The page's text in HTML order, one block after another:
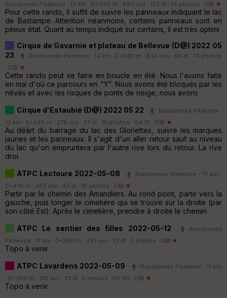
Randonnée Pédestre · 13 km · D+1130 m · 887 vus · 123 dl · 14 photos · D@
Pour cette rando, il suffit de suivre les panneaux indiquant le lac
de Bastampe. Attention néanmoins, certains panneaux sont en
piteux état. Quant au temps indiqué sur certains, il est très optimi
Cirque de Gavarnie et plateau de Bellevue (D@) 2022 05
23
Randonnée Pédestre · 14 km · D+620 m · 834 vus · 64 dl · 14 photos
· D@
Cette rando peut se faire en boucle en été. Nous l'avons faite
en mai d'où ce parcours en "Y". Nous avons été bloqués par les
névés et avec les risques de ponts de neige, nous avons
Cirque d'Estaubié (D@) 2022 05 22
Randonnée Pédestre ·
12 km · D+240 m · 278 vus · 37 dl · 15 photos · 04:10 · D@
Au déârt du barrage du lac des Gloriettes, suivre les marques
jaunes et les panneaux. Il s'agit d'un aller retour sauf au niveau
du lac qu'on empruntera par l'autre rive lors du retour. La rive
droi
ATPC Lectoure 2022-05-08
Randonnée Pédestre · 17 km ·
D+410 m · 382 vus · 47 dl · 16 photos · D@
Partir par le chemin des Amandiers. Au rond point, partir vers la
gauche, puis longer le cimetière qui se trouve sur la droite (par
son côté Est). Après le cimetière, prendre à droite le chemin
ATPC Le sentier des filles 2022-05-12
Randonnée
Pédestre · 11 km · D+290 m · 341 vus · 27 dl · 2 photos · D@
Topo à venir
ATPC Lavardens 2022-05-09
Randonnée Pédestre · 11 km
· D+360 m · 175 vus · 27 dl · 5 photos · 02:49 · D@
Topo à venir